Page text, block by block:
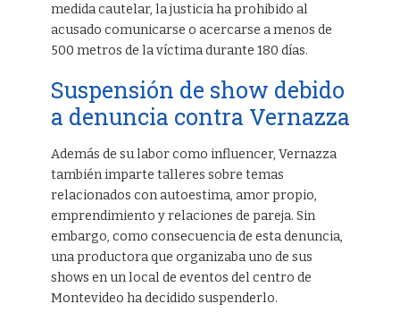
medida cautelar, la justicia ha prohibido al
acusado comunicarse o acercarse a menos de
500 metros de la víctima durante 180 días.
Suspensión de show debido
a denuncia contra Vernazza
Además de su labor como influencer, Vernazza
también imparte talleres sobre temas
relacionados con autoestima, amor propio,
emprendimiento y relaciones de pareja. Sin
embargo, como consecuencia de esta denuncia,
una productora que organizaba uno de sus
shows en un local de eventos del centro de
Montevideo ha decidido suspenderlo.